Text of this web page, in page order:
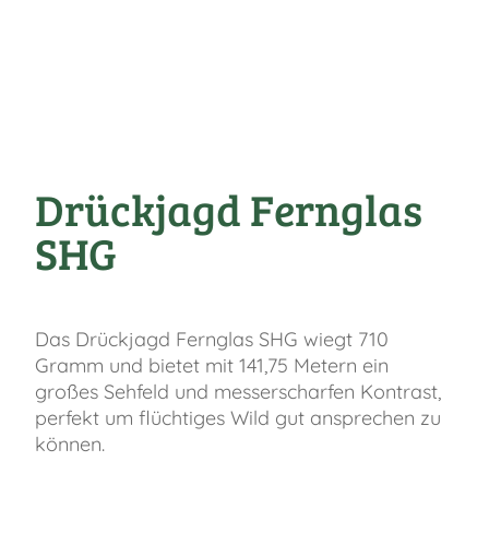
Drückjagd Fernglas
SHG
Das Drückjagd Fernglas SHG wiegt 710
Gramm und bietet mit 141,75 Metern ein
großes Sehfeld und messerscharfen Kontrast,
perfekt um flüchtiges Wild gut ansprechen zu
können.